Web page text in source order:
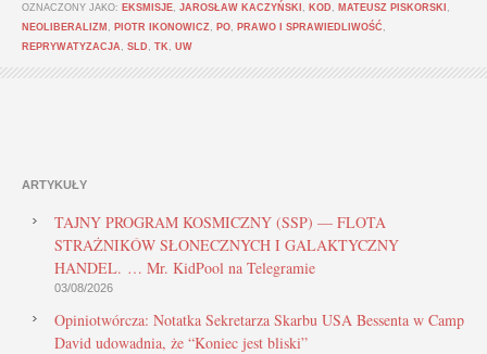
OZNACZONY JAKO: EKSMISJE JAROSŁAW KACZYŃSKI KOD MATEUSZ PISKORSKI
NEOLIBERALIZM
PIOTR IKONOWICZ PO PRAWO I SPRAWIEDLIWOŚĆ
REPRYWATYZACJA
SLD TK UW
ARTYKUŁY
TAJNY PROGRAM KOSMICZNY (SSP) — FLOTA
STRAŻNIKÓW SŁONECZNYCH I GALAKTYCZNY
HANDEL. … Mr. KidPool na Telegramie
03/08/2026
Opiniotwórcza: Notatka Sekretarza Skarbu USA Bessenta w Camp
David udowadnia, że “Koniec jest bliski”